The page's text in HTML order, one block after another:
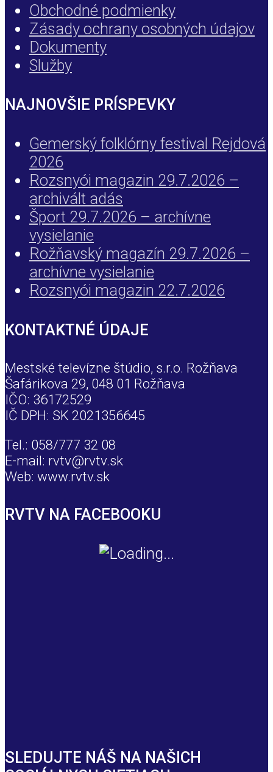
Obchodné podmienky
Zásady ochrany osobných údajov
Dokumenty
Služby
NAJNOVŠIE PRÍSPEVKY
Gemerský folklórny festival Rejdová
2026
Rozsnyói magazin 29.7.2026 –
archivált adás
Šport 29.7.2026 – archívne
vysielanie
Rožňavský magazín 29.7.2026 –
archívne vysielanie
Rozsnyói magazin 22.7.2026
KONTAKTNÉ ÚDAJE
Mestské televízne štúdio, s.r.o. Rožňava
Šafárikova 29, 048 01 Rožňava
IČO: 36172529
IČ DPH: SK 2021356645
Tel.: 058/777 32 08
E-mail: rvtv@rvtv.sk
Web: www.rvtv.sk
RVTV NA FACEBOOKU
SLEDUJTE NÁŠ NA NAŠICH